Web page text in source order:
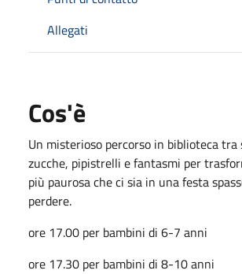
Allegati
Cos'è
Un misterioso percorso in biblioteca tra
zucche, pipistrelli e fantasmi per
più paurosa che ci sia in una festa
perdere.
ore 17.00 per bambini di 6-7 anni
ore 17.30 per bambini di 8-10 anni